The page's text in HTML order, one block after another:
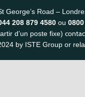
George’s Road –
208 879 4580 ou
d’un poste fixe)
by ISTE Group or